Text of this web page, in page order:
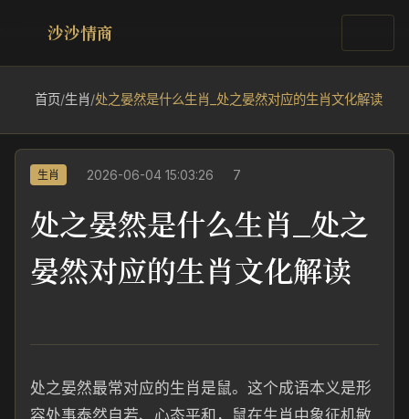
沙沙情商
首页/生肖/处之晏然是什么生肖_处之晏然对应的生肖文化解读
生肖 2026-06-04 15:03:26 7
处之晏然是什么生肖_处之
晏然对应的生肖文化解读
处之晏然最常对应的生肖是鼠。这个成语本义是形
容处事泰然自若、心态平和，鼠在生肖中象征机敏